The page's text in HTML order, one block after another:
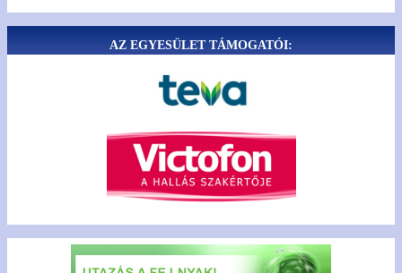
AZ EGYESÜLET TÁMOGATÓI: